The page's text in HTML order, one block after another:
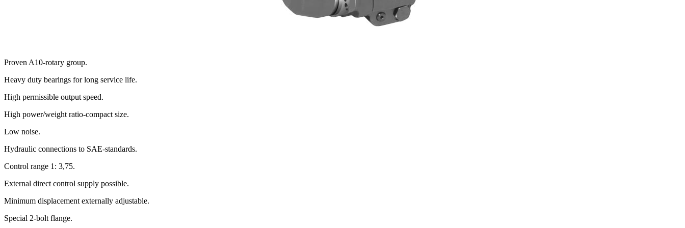
Proven A10-rotary group.
Heavy duty bearings for long service life.
High permissible output speed.
High power/weight ratio-compact size.
Low noise.
Hydraulic connections to SAE-standards.
Control range 1: 3,75.
External direct control supply possible.
Minimum displacement externally adjustable.
Special 2-bolt flange.